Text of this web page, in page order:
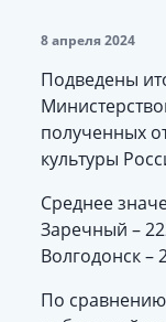
8 апреля 2024
Подведены
полученных
культуры
Среднее
Заречный –
Волгодонск –
По